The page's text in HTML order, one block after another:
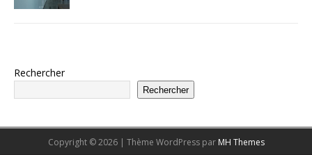
Rechercher
Rechercher
Copyright © 2026 | Thème WordPress par MH Themes